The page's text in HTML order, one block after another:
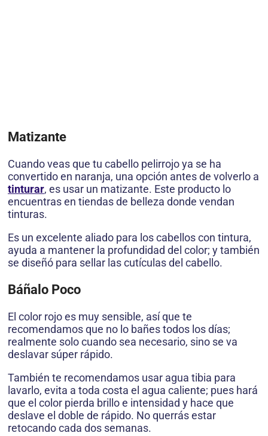
Matizante
Cuando veas que tu cabello pelirrojo ya se ha
convertido en naranja, una opción antes de volverlo a
tinturar, es usar un matizante. Este producto lo
encuentras en tiendas de belleza donde vendan
tinturas.
Es un excelente aliado para los cabellos con tintura,
ayuda a mantener la profundidad del color; y también
se diseñó para sellar las cutículas del cabello.
Báñalo Poco
El color rojo es muy sensible, así que te
recomendamos que no lo bañes todos los días;
realmente solo cuando sea necesario, sino se va
deslavar súper rápido.
También te recomendamos usar agua tibia para
lavarlo, evita a toda costa el agua caliente; pues hará
que el color pierda brillo e intensidad y hace que
deslave el doble de rápido. No querrás estar
retocando cada dos semanas.